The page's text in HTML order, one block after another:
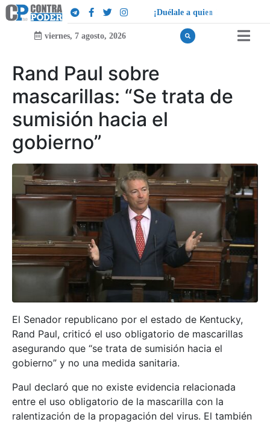
¡Duélale a quien
viernes, 7 agosto, 2026
Rand Paul sobre
mascarillas: “Se trata de
sumisión hacia el
gobierno”
El Senador republicano por el estado de Kentucky,
Rand Paul, criticó el uso obligatorio de mascarillas
asegurando que “se trata de sumisión hacia el
gobierno” y no una medida sanitaria.
Paul declaró que no existe evidencia relacionada
entre el uso obligatorio de la mascarilla con la
ralentización de la propagación del virus. El también